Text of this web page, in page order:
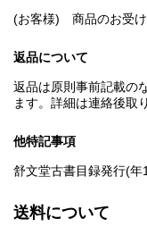
(お客様) 商品のお受け
返品について
返品は原則事前記載の
ます。詳細は連絡後取
他特記事項
舒文堂古書目録発行(年
送料について